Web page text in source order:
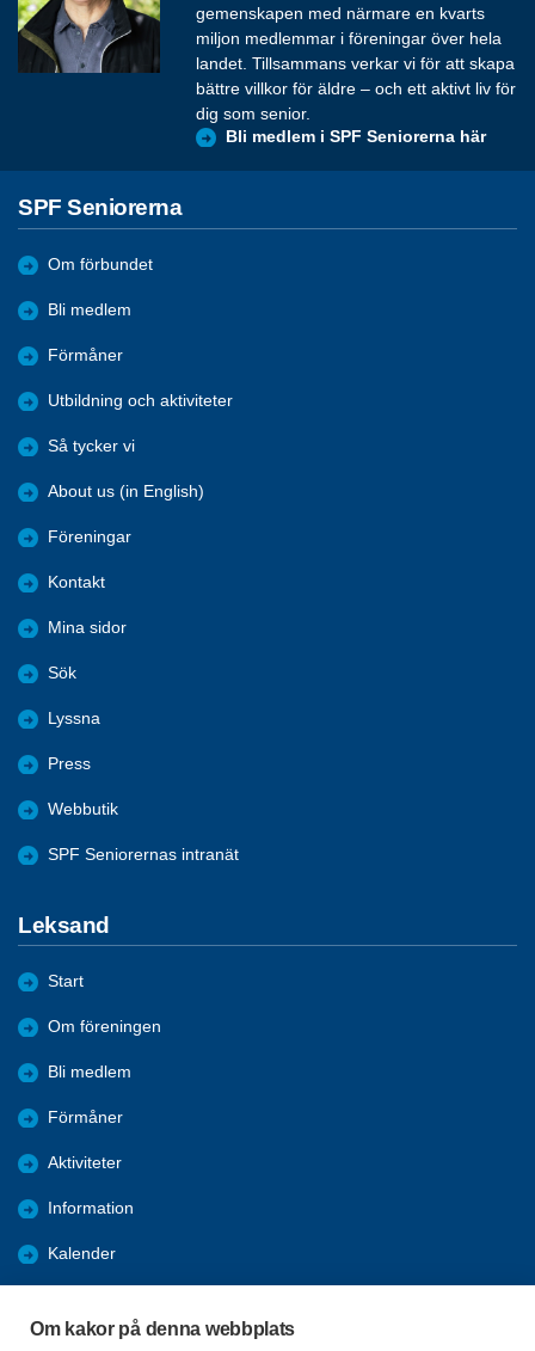
Om kakor på denna webbplats
gemenskapen med närmare en kvarts
miljon medlemmar i föreningar över hela
landet. Tillsammans verkar vi för att skapa
bättre villkor för äldre – och ett aktivt liv för
dig som senior.
Bli medlem i SPF Seniorerna här
SPF Seniorerna
Om förbundet
Bli medlem
Förmåner
Utbildning och aktiviteter
Så tycker vi
About us (in English)
Föreningar
Kontakt
Mina sidor
Sök
Lyssna
Press
Webbutik
SPF Seniorernas intranät
Leksand
Start
Om föreningen
Bli medlem
Förmåner
Aktiviteter
Information
Kalender